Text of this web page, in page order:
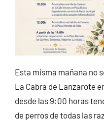
Esta misma mañana no
La Cabra de Lanzarote
desde las 9:00 horas
de perros de todas las